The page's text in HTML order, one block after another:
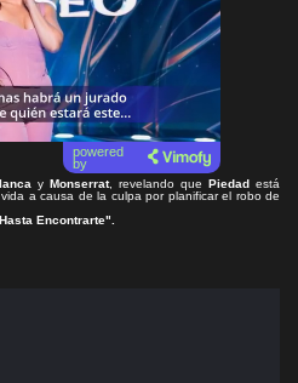
powered
by
y Monserrat, revelando que Piedadestá
a causa de la culpa por planificar el robo de
Encontrarte"